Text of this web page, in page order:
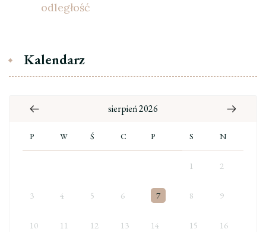
odległość
Kalendarz
sierpień 2026
P W Ś C P S N
1 2
3 4 5 6 7 8 9
10 11 12 13 14 15 16